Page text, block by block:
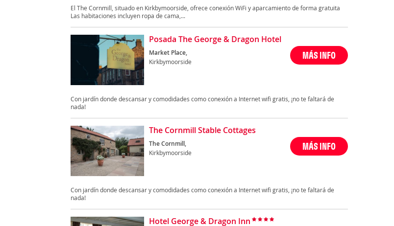
El The Cornmill, situado en Kirkbymoorside, ofrece conexión WiFi y aparcamiento de forma gratuita
Las habitaciones incluyen ropa de cama,...
Posada The George & Dragon Hotel
Market Place,
Kirkbymoorside
MÁS INFO
Con jardín donde descansar y comodidades como conexión a Internet wifi gratis, ¡no te faltará de
nada!
The Cornmill Stable Cottages
The Cornmill,
Kirkbymoorside
MÁS INFO
Con jardín donde descansar y comodidades como conexión a Internet wifi gratis, ¡no te faltará de
nada!
Hotel George & Dragon Inn